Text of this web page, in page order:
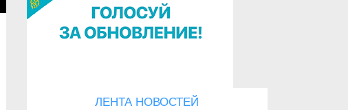
ЛЕНТА НОВОСТЕЙ